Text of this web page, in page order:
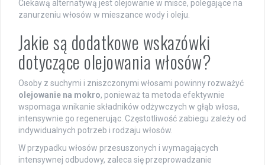
Ciekawą alternatywą jest olejowanie w misce, polegające na
zanurzeniu włosów w mieszance wody i oleju.
Jakie są dodatkowe wskazówki
dotyczące olejowania włosów?
Osoby z suchymi i zniszczonymi włosami powinny rozważyć
olejowanie na mokro, ponieważ ta metoda efektywnie
wspomaga wnikanie składników odżywczych w głąb włosa,
intensywnie go regenerując. Częstotliwość zabiegu zależy od
indywidualnych potrzeb i rodzaju włosów.
W przypadku włosów przesuszonych i wymagających
intensywnej odbudowy, zaleca się przeprowadzanie